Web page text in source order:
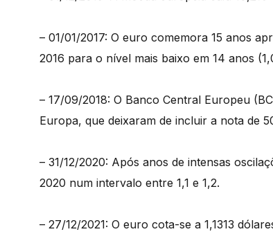
– 01/01/2017: O euro comemora 15 anos
2016 para o nível mais baixo em 14 anos
– 17/09/2018: O Banco Central Europeu
Europa, que deixaram de incluir a nota de
– 31/12/2020: Após anos de intensas
2020 num intervalo entre 1,1 e 1,2.
– 27/12/2021: O euro cota-se a 1,1313